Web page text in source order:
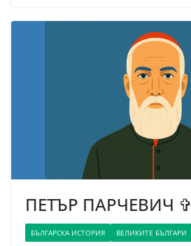
ПЕТЪР ПАРЧЕВИЧ ✞
БЪЛГАРСКА ИСТОРИЯ ВЕЛИКИТЕ БЪЛГАРИ